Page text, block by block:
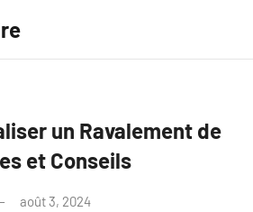
un Ravalement de
et Conseils
août 3, 2024